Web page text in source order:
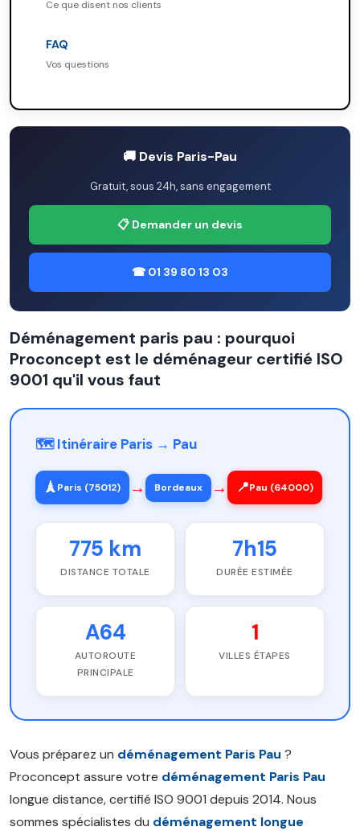
Ce que disent nos clients
FAQ
Vos questions
🚚 Devis Paris-Pau
Gratuit, sous 24h, sans engagement
📋 Demander un devis
☎ 01 39 80 13 03
Déménagement paris pau : pourquoi
Proconcept est le déménageur certifié ISO
9001 qu'il vous faut
🗺️ Itinéraire Paris → Pau
🗼Paris (75012) → Bordeaux → 📍Pau (64000)
775 km
DISTANCE TOTALE
7h15
DURÉE ESTIMÉE
A64
AUTOROUTE
PRINCIPALE
1
VILLES ÉTAPES
Vous préparez un déménagement Paris Pau ?
Proconcept assure votre déménagement Paris Pau
longue distance, certifié ISO 9001 depuis 2014. Nous
sommes spécialistes du déménagement longue